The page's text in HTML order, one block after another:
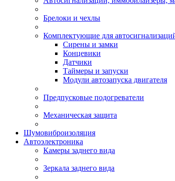
Брелоки и чехлы
Комплектующие для
Сирены и замки
Концевики
Датчики
Таймеры и запуски
Модули автозапуска двигателя
Предпусковые подогреватели
Механическая защита
Шумовиброизоляция
Автоэлектроника
Камеры заднего вида
Зеркала заднего вида